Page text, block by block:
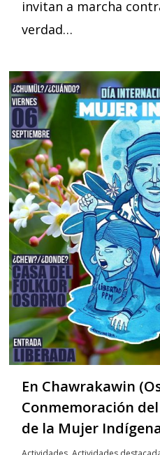
invitan a marcha
verdad…
En Chawrakawin
Conmemoración
de la Mujer